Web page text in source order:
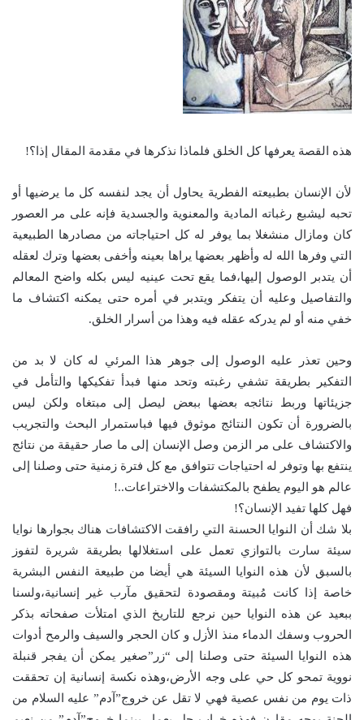
هذه القصة يعرفها كل الخلق فلماذا نذكرها في مقدمة المقال إذا؟!
لأن الإنسان بطبيعته الفطرية يحاول أن يجد لنفسه كل ما يرضيها أو
تحبه ليشبع رغباته المادية والمعنوية والجسدية فإنه على مر العصور
كان ومازال منشغلا بما يوفر له كل احتياجاته من مصادرها الطبيعية
التي وفرها الله له وأظهر بعضها يراها بعينه وأخفى بعضها وترك لعقله
أن يتدبر الوصول إليها،فما يقع تحت عينيه ليس بكله واضح المعالم
والتفاصيل وعليه أن يتفكر ويتدبر في أمره حتى يمكنه اكتشاف ما
خفي منه أو لم يدركه عقله فيه وهذا من أسرار الخلق.
وحين تعذر عليه الوصول إلى جوهر هذا المرئي له كان لا بد من
التفكير بطريقة تشفي رغبته وتحد منها فبدأ تفكيكها والتأمل في
جزيئاتها وربط نتائجه بعضها ببعض ليصل إلى مبتغاه ولكن ليس
بالضرورة أن تكون النتائج موثوق فيها فباستمرار البحث والتجريب
والاكتشاف على مر الزمن وصل الإنسان إلى ما صار حقيقة من نتائج
ينتفع بها وتوفر له احتياجات تتوافق مع كل فترة زمنية حتى وصلنا إلى
عالم هو اليوم يطفح بالمكتشفات والاختراعات..!
فهل كلها تفيد الإنسان؟!
بلا شك أن النوايا الحسنة التي رافقت الاكتشافات هناك بجوارها نوايا
سيئة سارت بالتوازي تعمل على استغلالها بطريقة شريرة لتفوز
بالسبق لأن هذه النوايا السيئة هي أيضا من طبيعة النفس البشرية
خاصة إذا كانت مُبيتة ومقصودة لتحقيق مآرب غير إنسانية،ولسنا
ببعيد عن هذه النوايا حين نرجع للتاريخ الذي امتلأت صفحاته بذكر
الحروب وسفك الدماء منذ الأزل و كان الحجر والسيف والرمح أدوات
هذه النوايا السيئة حتى وصلنا إلى “زر”صغير يمكن أن يفجر قنبلة
نووية تمحو كل حي على وجه الأرض،وهذه نكسة إنسانية إن تحققت
ذات يوم من نفس عصية فهي لا تقل عن خروج”آدم” عليه السلام من